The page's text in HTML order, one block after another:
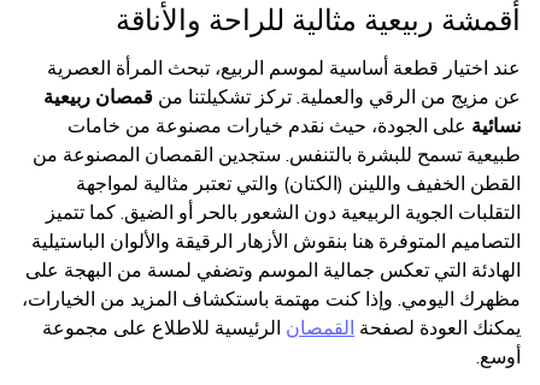
أقمشة ربيعية مثالية للراحة والأناقة
عند اختيار قطعة أساسية لموسم الربيع، تبحث المرأة العصرية
عن مزيج من الرقي والعملية. تركز تشكيلتنا من قمصان ربيعية
نسائية على الجودة، حيث نقدم خيارات مصنوعة من خامات
طبيعية تسمح للبشرة بالتنفس. ستجدين القمصان المصنوعة من
القطن الخفيف واللينن (الكتان) والتي تعتبر مثالية لمواجهة
التقلبات الجوية الربيعية دون الشعور بالحر أو الضيق. كما تتميز
التصاميم المتوفرة هنا بنقوش الأزهار الرقيقة والألوان الباستيلية
الهادئة التي تعكس جمالية الموسم وتضفي لمسة من البهجة على
مظهرك اليومي. وإذا كنت مهتمة باستكشاف المزيد من الخيارات،
يمكنك العودة لصفحة القمصان الرئيسية للاطلاع على مجموعة
أوسع.